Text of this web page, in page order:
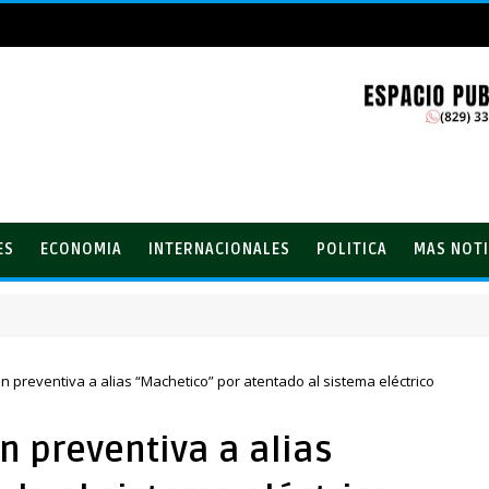
ECONOMIA INTERNACIONALES POLITICA MAS
preventiva a alias “Machetico” por atentado al sistema eléctrico
preventiva a alias